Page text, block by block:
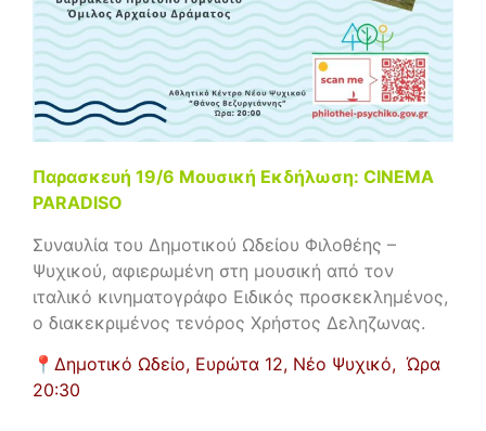
Παρασκευή 19/6 Μουσική Εκδήλωση: CINEMA
PARADISO
Συναυλία του Δημοτικού Ωδείου Φιλοθέης –
Ψυχικού, αφιερωμένη στη μουσική από τον
ιταλικό κινηματογράφο Ειδικός προσκεκλημένος,
ο διακεκριμένος τενόρος Χρήστος Δεληζωνας.
📍 Δημοτικό Ωδείο, Ευρώτα 12, Νέο Ψυχικό,Ώρα
20:30